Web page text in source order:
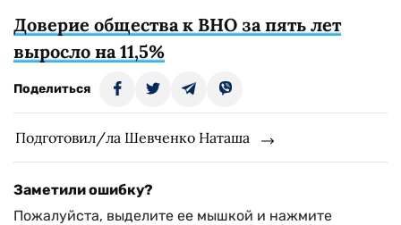
Доверие общества к ВНО за пять лет
выросло на 11,5%
Поделиться
Подготовил/ла Шевченко Наташа
Заметили ошибку?
Пожалуйста, выделите ее мышкой и нажмите